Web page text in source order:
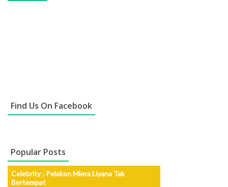
Find Us On Facebook
Popular Posts
Celebrity : Pelakon Miera Liyana Tak
Bertempat